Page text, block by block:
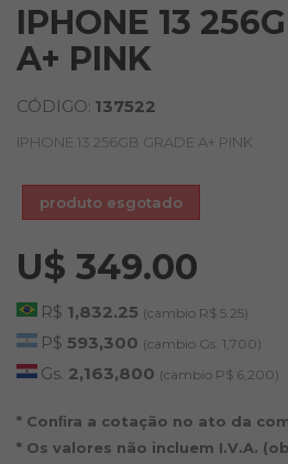
IPHONE 13
A+ PINK
CÓDIGO: 137522
IPHONE 13 256GB GRADE A+ PINK
produto esgotado
U$ 349.00
R$ 1,832.25 (cambio R$ 5.25)
P$ 593,300 (cambio Gs. 1,700)
Gs. 2,163,800 (cambio P$ 6,200)
* Conﬁra a cotação no ato da
* Os valores não incluem I.V.A.